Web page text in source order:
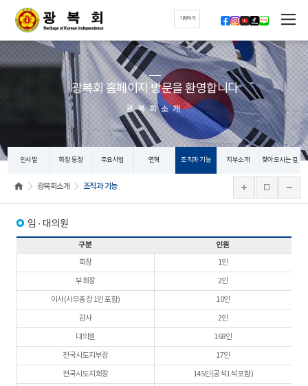
기부하기
광복회 홈페이지 방문을 환영합니다
광복회소개
인사말 회장 동정 주요사업 연혁 조직과 기능 지부소개 찾아오시는 길
광복회소개 조직과 기능
임 · 대의원
구분 인원
회장 1인
부회장 2인
이사(사무총장 1인 포함) 10인
감사 2인
대의원 168인
전국시도지부장 17인
전국시도지회장 145인(공석1석 포함)